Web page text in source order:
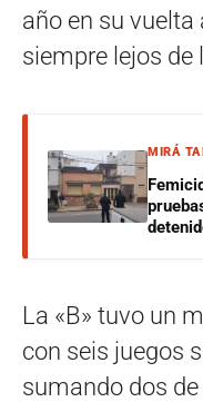
año en su
siempre lejos de
MIRÁ
La «B» tuvo un
con seis juegos
sumando dos